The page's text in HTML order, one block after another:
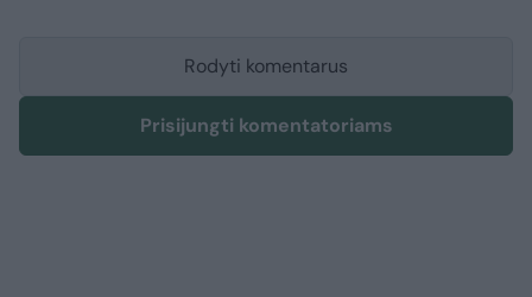
Rodyti komentarus
Prisijungti komentatoriams